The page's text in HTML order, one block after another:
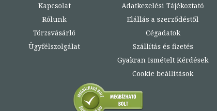
Kapcsolat
Rólunk
Törzsvásárló
Ügyfélszolgálat
Adatkezelési Tájékoztató
Elállás a szerződéstől
Cégadatok
Szállítás és fizetés
Gyakran Ismételt Kérdések
Cookie beállítások